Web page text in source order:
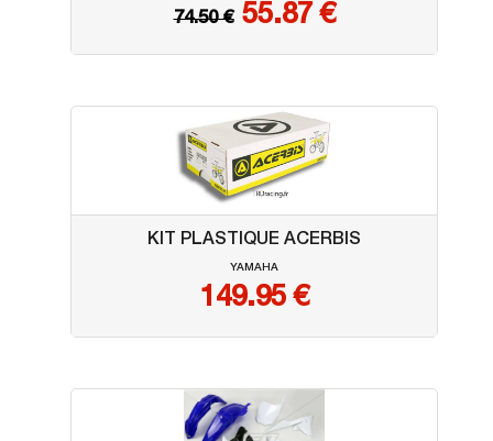
74.50 €55.87 €
KIT PLASTIQUE ACERBIS
YAMAHA
149.95€